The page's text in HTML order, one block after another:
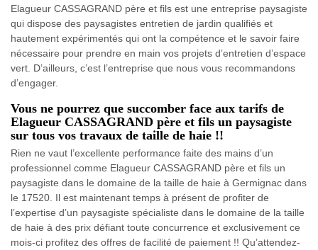
Elagueur CASSAGRAND père et fils est une entreprise paysagiste
qui dispose des paysagistes entretien de jardin qualifiés et
hautement expérimentés qui ont la compétence et le savoir faire
nécessaire pour prendre en main vos projets d’entretien d’espace
vert. D’ailleurs, c’est l’entreprise que nous vous recommandons
d’engager.
Vous ne pourrez que succomber face aux tarifs de
Elagueur CASSAGRAND père et fils un paysagiste
sur tous vos travaux de taille de haie !!
Rien ne vaut l’excellente performance faite des mains d’un
professionnel comme Elagueur CASSAGRAND père et fils un
paysagiste dans le domaine de la taille de haie à Germignac dans
le 17520. Il est maintenant temps à présent de profiter de
l’expertise d’un paysagiste spécialiste dans le domaine de la taille
de haie à des prix défiant toute concurrence et exclusivement ce
mois-ci profitez des offres de facilité de paiement !! Qu’attendez-